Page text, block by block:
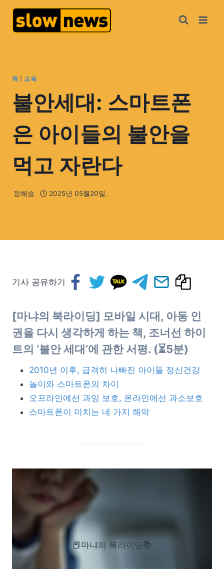
책 교육
불안세대: 스마트폰
은 아이들의 불안을
먹고 자란다
정혜승 2025년 05월20일.
기사 공유하기
[마냐의 북라이딩] 모바일 시대, 아동 인
권을 다시 생각하게 하는 책, 조너선 하이
트의 ‘불안 세대’에 관한 서평. (⏳5분)
2010년 이후, 급격히 나빠진 아이들 정신건강
놀이와 스마트폰의 차이
오프라인에선 과잉 보호, 온라인에선 과소보호
스마트폰이 미치는 네 가지 해악
📕마냐의 북라이딩📚